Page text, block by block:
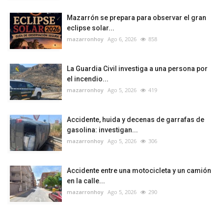
Mazarrón se prepara para observar el gran
eclipse solar...
mazarronhoy Ago 6, 2026 858
La Guardia Civil investiga a una persona por
el incendio...
mazarronhoy Ago 5, 2026 419
Accidente, huida y decenas de garrafas de
gasolina: investigan...
mazarronhoy Ago 5, 2026 306
Accidente entre una motocicleta y un camión
en la calle...
mazarronhoy Ago 5, 2026 290